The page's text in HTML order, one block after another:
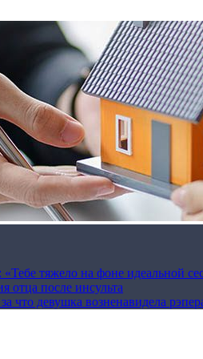
тяжело на фоне идеальной
отца после инсульта
что девушка возненавидела